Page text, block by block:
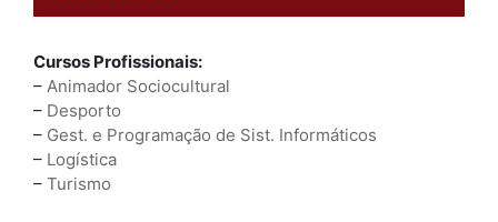
Cursos Profissionais:
– Animador Sociocultural
– Desporto
– Gest. e Programação de Sist. Informáticos
– Logística
– Turismo